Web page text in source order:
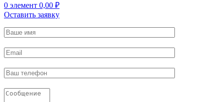
0 элемент 0,00 ₽
Оставить заявку